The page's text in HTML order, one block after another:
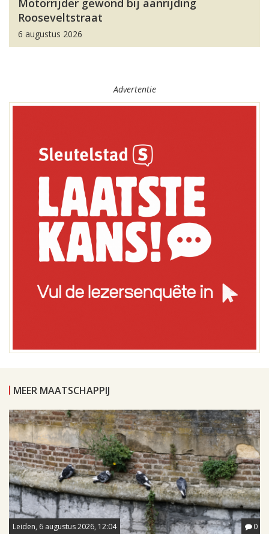
Motorrijder gewond bij aanrijding
Rooseveltstraat
6 augustus 2026
Advertentie
MEER MAATSCHAPPIJ
Leiden, 6 augustus 2026, 12:04 0